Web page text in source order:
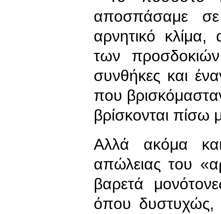
αποσπάσαμε
αρνητικό
των
συνθήκες και
που
βρίσκονται πίσω
Αλλά ακόμα και
απώλειας του
βαρετά
όπου δυστυχώς,